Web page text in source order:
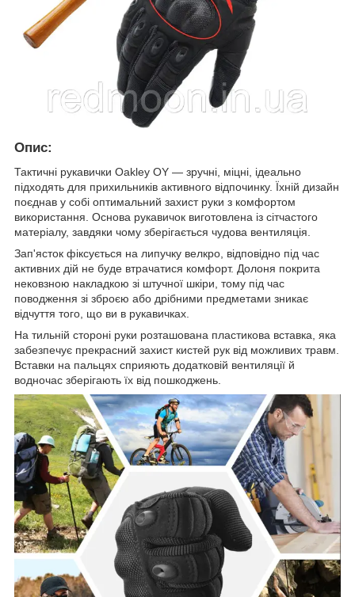
Опис:
Тактичні рукавички Oakley OY — зручні, міцні, ідеально
підходять для прихильників активного відпочинку. Їхній дизайн
поєднав у собі оптимальний захист руки з комфортом
використання. Основа рукавичок виготовлена із сітчастого
матеріалу, завдяки чому зберігається чудова вентиляція.
Зап'ясток фіксується на липучку велкро, відповідно під час
активних дій не буде втрачатися комфорт. Долоня покрита
нековзною накладкою зі штучної шкіри, тому під час
поводження зі зброєю або дрібними предметами зникає
відчуття того, що ви в рукавичках.
На тильній стороні руки розташована пластикова вставка, яка
забезпечує прекрасний захист кистей рук від можливих травм.
Вставки на пальцях сприяють додатковій вентиляції й
водночас зберігають їх від пошкоджень.